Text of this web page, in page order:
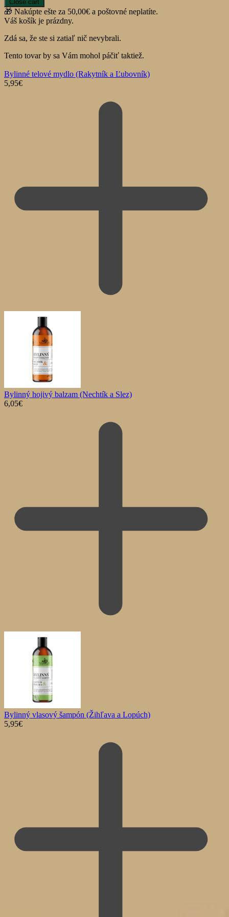
Close cart
🎁 Nakúpte ešte za 50,00€ a poštovné neplatíte.
Váš košík je prázdny.
Zdá sa, že ste si zatiaľ nič nevybrali.
Tento tovar by sa Vám mohol páčiť taktiež.
Bylinné telové mydlo (Rakytník a Ľubovník)
5,95€
Bylinný hojivý balzam (Nechtík a Slez)
6,05€
Bylinný vlasový šampón (Žihľava a Lopúch)
5,95€